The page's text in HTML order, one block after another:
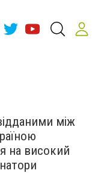
між
на високий